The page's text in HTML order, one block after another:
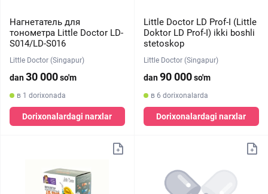
Нагнетатель для
тонометра Little Doctor LD-
S014/LD-S016
Little Doctor (Singapur)
dan30 000so'm
в 1 dorixonada
Dorixonalardagi narxlar
Little Doctor LD Prof-I (Little
Doktor LD Prof-I) ikki boshli
stetoskop
Little Doctor (Singapur)
dan90 000so'm
в 6 dorixonalarda
Dorixonalardagi narxlar